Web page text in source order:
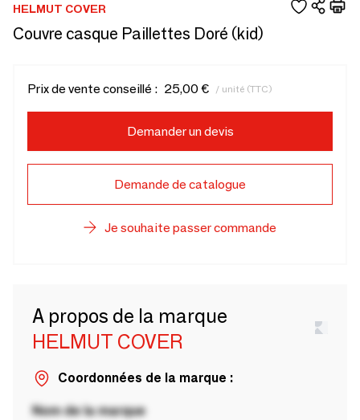
HELMUT COVER
Couvre casque Paillettes Doré (kid)
Prix de vente conseillé : 25,00 € / unité (TTC)
Demander un devis
Demande de catalogue
Je souhaite passer commande
A propos de la marque
HELMUT COVER
Coordonnées de la marque :
Nom de la marque